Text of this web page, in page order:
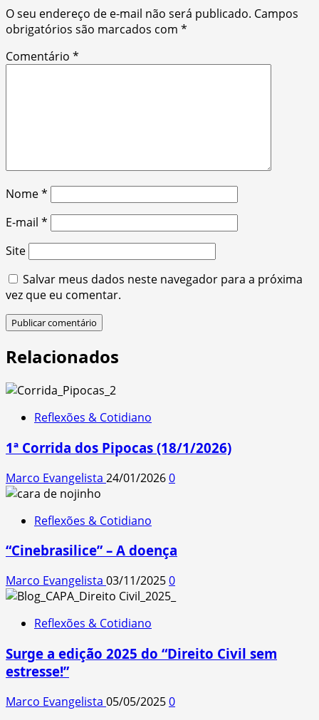
O seu endereço de e-mail não será publicado. Campos
obrigatórios são marcados com *
Comentário *
Nome*
E-mail *
Site
Salvar meus dados neste navegador para a próxima
vez que eu comentar.
Relacionados
Reflexões & Cotidiano
1ª Corrida dos Pipocas (18/1/2026)
Marco Evangelista 24/01/20260
Reflexões & Cotidiano
“Cinebrasilice” – A doença
Marco Evangelista 03/11/20250
Reflexões & Cotidiano
Surge a edição 2025 do “Direito Civil sem
estresse!”
Marco Evangelista 05/05/20250